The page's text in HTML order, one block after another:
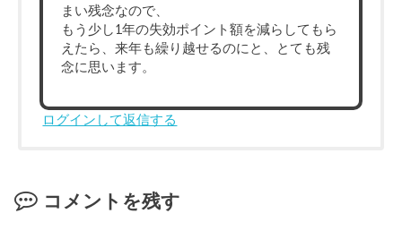
まい残念なので、
もう少し1年の失効ポイント額を減らしてもら
えたら、来年も繰り越せるのにと、とても残
念に思います。
ログインして返信する
コメントを残す